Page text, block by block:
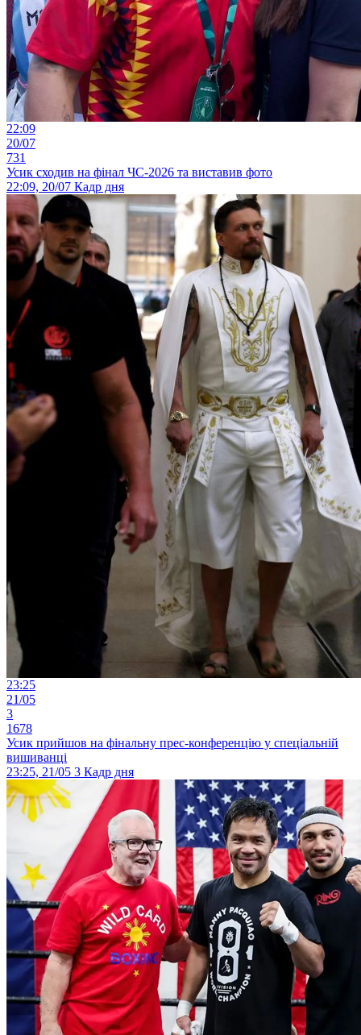
22:09
20/07
731
Усик сходив на фінал ЧС-2026 та виставив фото
22:09, 20/07 Кадр дня
23:25
21/05
3
1678
Усик прийшов на фінальну прес-конференцію у спеціальній
вишиванці
23:25, 21/05 3 Кадр дня